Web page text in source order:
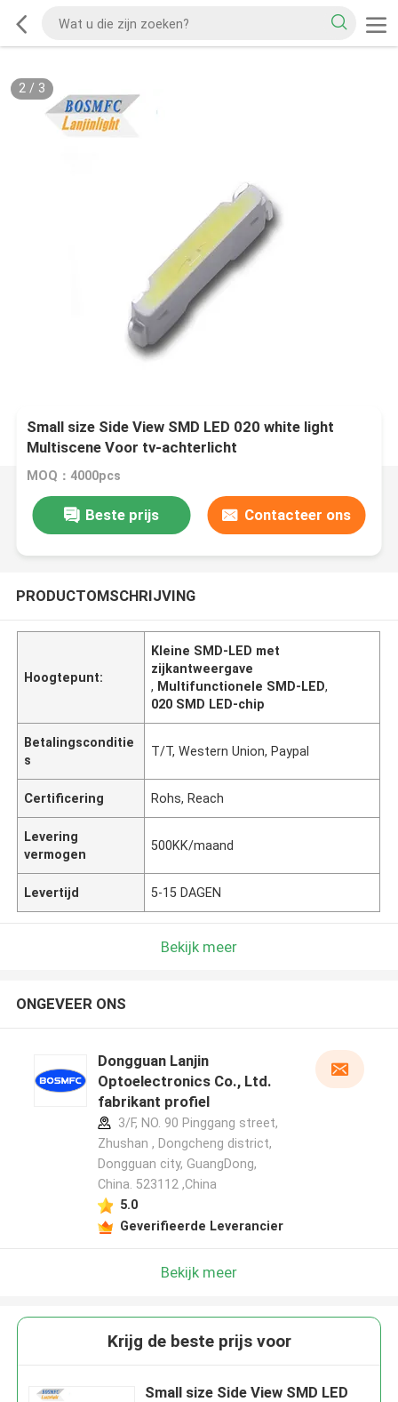
2/ 3
Small size Side View SMD LED 020 white light
Multiscene Voor tv-achterlicht
MOQ：4000pcs
Beste prijs Contacteer ons
PRODUCTOMSCHRIJVING
Hoogtepunt:
Kleine SMD-LED met
zijkantweergave
, Multifunctionele SMD-LED,
020 SMD LED-chip
Betalingsconditie
s
T/T, Western Union, Paypal
Certificering Rohs, Reach
Levering
vermogen
500KK/maand
Levertijd 5-15 DAGEN
Bekijk meer
ONGEVEER ONS
Dongguan Lanjin
Optoelectronics Co., Ltd.
fabrikant profiel
3/F, NO. 90 Pinggang street,
Zhushan , Dongcheng district,
Dongguan city, GuangDong,
China. 523112 ,China
5.0
Geverifieerde Leverancier
Bekijk meer
Krijg de beste prijs voor
Small size Side View SMD LED